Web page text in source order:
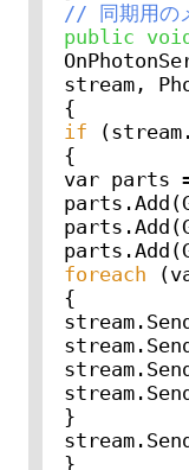
// 同期用の
public void
stream,
if
{
var parts
foreach
{
}